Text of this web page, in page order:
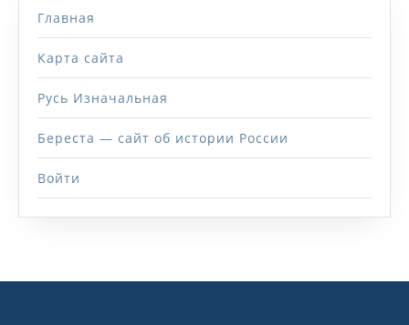
Главная
Карта сайта
Русь Изначальная
Береста — сайт об истории России
Войти